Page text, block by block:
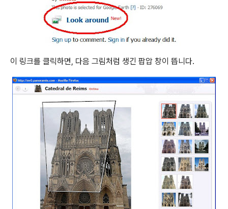
이 링크를 클릭하면, 다음 그림처럼 생긴 팝압 창이 뜹니다.